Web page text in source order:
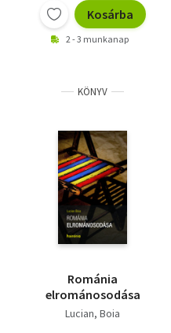
Kosárba
2 - 3 munkanap
KÖNYV
Románia
elrománosodása
Lucian, Boia